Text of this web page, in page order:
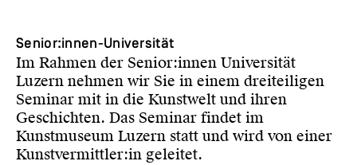
Senior:innen-Universität
Im Rahmen der Senior:innen Universität
Luzern nehmen wir Sie in einem dreiteiligen
Seminar mit in die Kunstwelt und ihren
Geschichten. Das Seminar findet im
Kunstmuseum Luzern statt und wird von einer
Kunstvermittler:in geleitet.